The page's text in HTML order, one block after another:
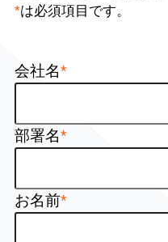
*は必須項目です。
会社名*
部署名*
お名前*